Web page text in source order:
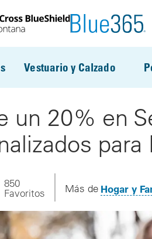
Vestuario y Calzado
un 20% en
850
Favoritos
Más de Hogar y